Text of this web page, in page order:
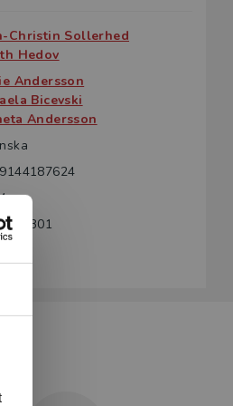
Christin Sollerhed
Hedov
Andersson
Bicevski
Andersson
SB01